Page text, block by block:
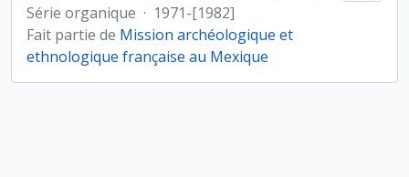
Série organique · 1971-[1982]
Fait partie de Mission archéologique et
ethnologique française au Mexique